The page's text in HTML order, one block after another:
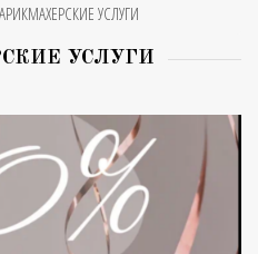
УСЛУГИ
УСЛУГИ